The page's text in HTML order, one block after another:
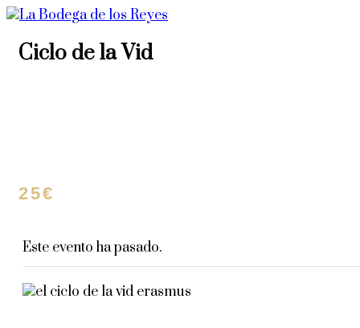
Ciclo de la Vid
25€
Este evento ha pasado.